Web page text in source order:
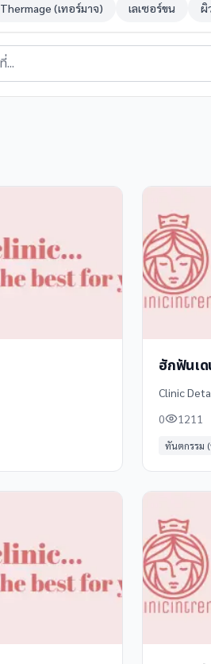
Thermage (เทอร์มาจ) เลเซอร์ขน ผิ
ฮักฟันเ
Clinic
0
1211
ทันตกรรม